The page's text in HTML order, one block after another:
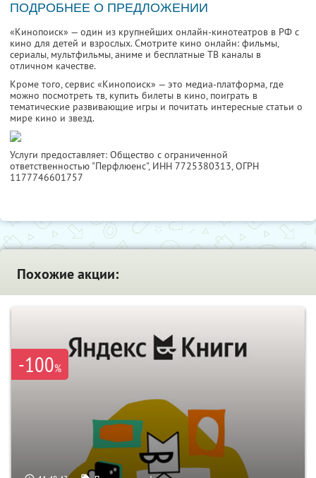
ПОДРОБНЕЕ О ПРЕДЛОЖЕНИИ
«Кинопоиск» — один из крупнейших онлайн-кинотеатров в РФ с
кино для детей и взрослых. Смотрите кино онлайн: фильмы,
сериалы, мультфильмы, аниме и бесплатные ТВ каналы в
отличном качестве.
Кроме того, сервис «Кинопоиск» — это медиа-платформа, где
можно посмотреть тв, купить билеты в кино, поиграть в
тематические развивающие игры и почитать интересные статьи о
мире кино и звезд.
Услуги предоставляет: Общество с ограниченной
ответственностью "Перфлюенс", ИНН 7725380313, ОГРН
1177746601757
Похожие акции:
-100%